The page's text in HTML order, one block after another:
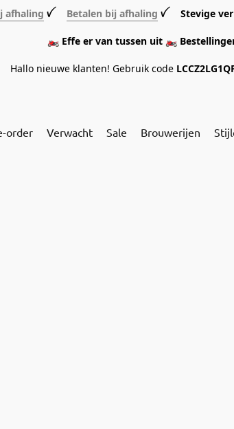
afhaling ꪜ Betalen bij afhaling ꪜ Stevige
🏍️ Effe er van tussen uit 🏍️
Hallo nieuwe klanten! Gebruik code
order Verwacht Sale Brouwerijen